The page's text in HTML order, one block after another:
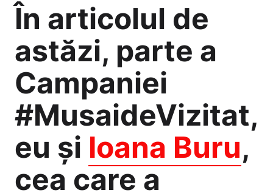
În articolul de
astăzi, parte a
Campaniei
#MusaideVizitat,
eu și Ioana Buru,
cea care a